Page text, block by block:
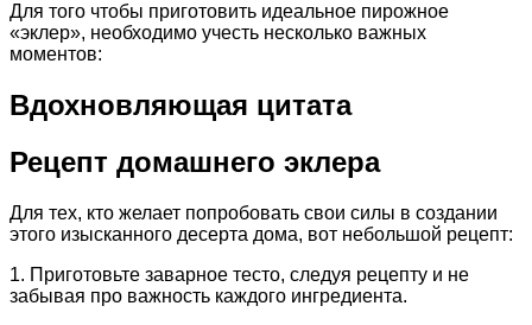
Для того чтобы приготовить идеальное пирожное
«эклер», необходимо учесть несколько важных
моментов:
Вдохновляющая цитата
Рецепт домашнего эклера
Для тех, кто желает попробовать свои силы в создании
этого изысканного десерта дома, вот небольшой рецепт:
1. Приготовьте заварное тесто, следуя рецепту и не
забывая про важность каждого ингредиента.